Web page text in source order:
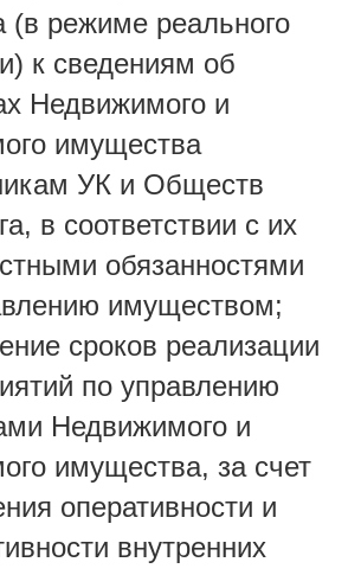
(в режиме реального
к сведениям об
Недвижимого и
имущества
УК и Обществ
в соответствии с их
обязанностями
имуществом;
сроков реализации
по управлению
Недвижимого и
имущества, за счет
оперативности и
внутренних